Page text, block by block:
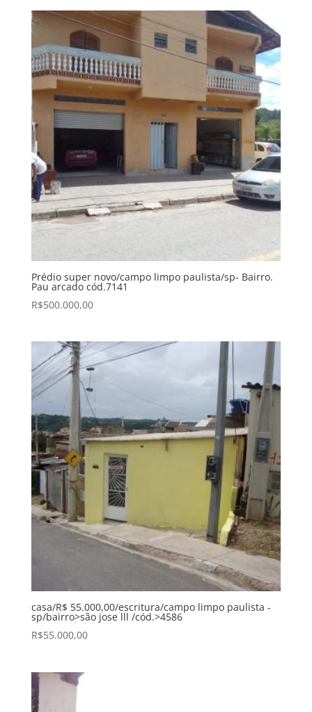
Prédio super novo/campo limpo paulista/sp- Bairro.
Pau arcado cód.7141
R$500.000,00
casa/R$ 55.000,00/escritura/campo limpo paulista -
sp/bairro>são jose lll /cód.>4586
R$55.000,00